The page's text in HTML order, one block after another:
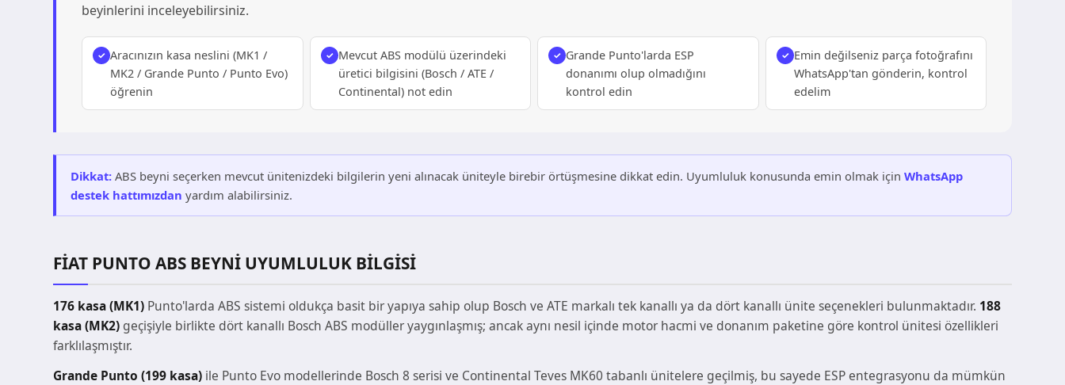
beyinlerini inceleyebilirsiniz.
Aracınızın kasa neslini (MK1 /
MK2 / Grande Punto / Punto Evo)
öğrenin
Mevcut ABS modülü üzerindeki
üretici bilgisini (Bosch / ATE /
Continental) not edin
Grande Punto'larda ESP
donanımı olup olmadığını
kontrol edin
Emin değilseniz parça fotoğrafını
WhatsApp'tan gönderin, kontrol
edelim
Dikkat: ABS beyni seçerken mevcut ünitenizdeki bilgilerin yeni alınacak üniteyle birebir örtüşmesine dikkat edin. Uyumluluk konusunda emin olmak için WhatsApp
destek hattımızdan yardım alabilirsiniz.
FIAT PUNTO ABS BEYNI UYUMLULUK BILGISI
176 kasa (MK1) Punto'larda ABS sistemi oldukça basit bir yapıya sahip olup Bosch ve ATE markalı tek kanallı ya da dört kanallı ünite seçenekleri bulunmaktadır. 188
kasa (MK2) geçişiyle birlikte dört kanallı Bosch ABS modüller yaygınlaşmış; ancak aynı nesil içinde motor hacmi ve donanım paketine göre kontrol ünitesi özellikleri
farklılaşmıştır.
Grande Punto (199 kasa) ile Punto Evo modellerinde Bosch 8 serisi ve Continental Teves MK60 tabanlı ünitelere geçilmiş, bu sayede ESP entegrasyonu da mümkün